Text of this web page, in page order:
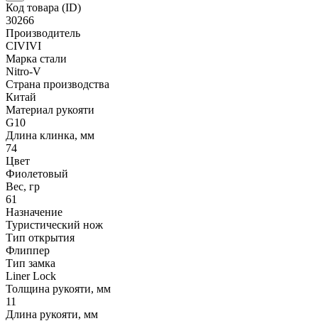
Код товара (ID)
30266
Производитель
CIVIVI
Марка стали
Nitro-V
Страна производства
Китай
Материал рукояти
G10
Длина клинка, мм
74
Цвет
Фиолетовый
Вес, гр
61
Назначение
Туристический нож
Тип открытия
Флиппер
Тип замка
Liner Lock
Толщина рукояти, мм
11
Длина рукояти, мм